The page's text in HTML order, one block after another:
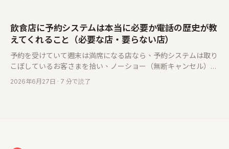
飲食店に予約システムは本当に必要か――電話の歴史が教
えてくれること（必要な店・要らない店）
予約を受けていて週末は満席になる店なら、予約システムは取り
こぼしているお客さまを拾い、ノーショー（無断キャンセル）を
減らし、電話番の手を空けてくれます。ただし、すべての店に必
要なわけではありません。その見分け方をお話しします。
2026年6月27日 · 7 分で読了